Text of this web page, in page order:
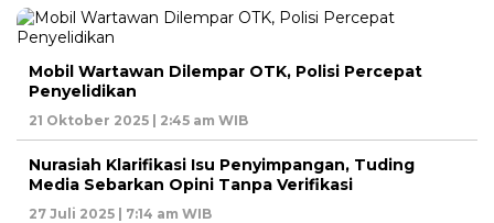
Mobil Wartawan Dilempar OTK, Polisi Percepat
Penyelidikan
21 Oktober 2025 | 2:45 am WIB
Nurasiah Klarifikasi Isu Penyimpangan, Tuding
Media Sebarkan Opini Tanpa Verifikasi
27 Juli 2025 | 7:14 am WIB